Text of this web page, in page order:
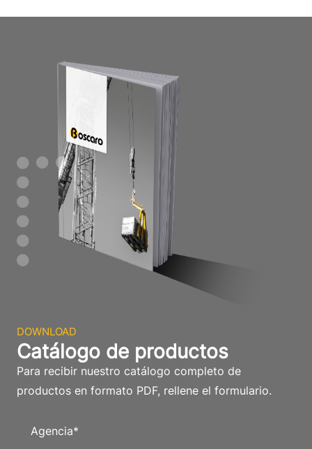
DOWNLOAD
Catálogo de productos
Para recibir nuestro catálogo completo de
productos en formato PDF, rellene el formulario.
Agencia*